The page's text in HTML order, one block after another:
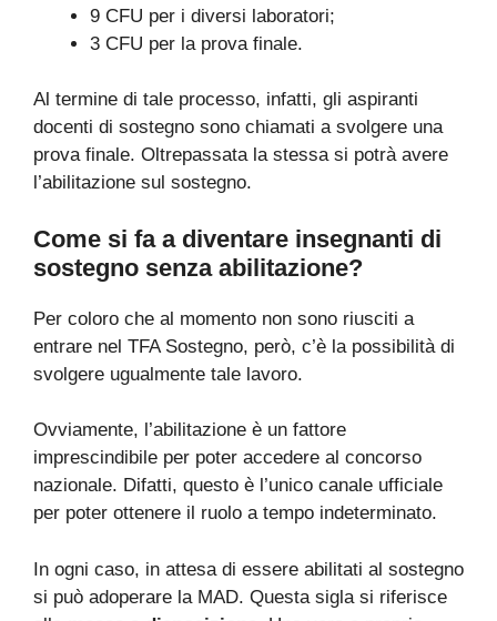
9 CFU per i diversi laboratori;
3 CFU per la prova finale.
Al termine di tale processo, infatti, gli aspiranti
docenti di sostegno sono chiamati a svolgere una
prova finale. Oltrepassata la stessa si potrà avere
l’abilitazione sul sostegno.
Come si fa a diventare insegnanti di
sostegno senza abilitazione?
Per coloro che al momento non sono riusciti a
entrare nel TFA Sostegno, però, c’è la possibilità di
svolgere ugualmente tale lavoro.
Ovviamente, l’abilitazione è un fattore
imprescindibile per poter accedere al concorso
nazionale. Difatti, questo è l’unico canale ufficiale
per poter ottenere il ruolo a tempo indeterminato.
In ogni caso, in attesa di essere abilitati al sostegno
si può adoperare la MAD. Questa sigla si riferisce